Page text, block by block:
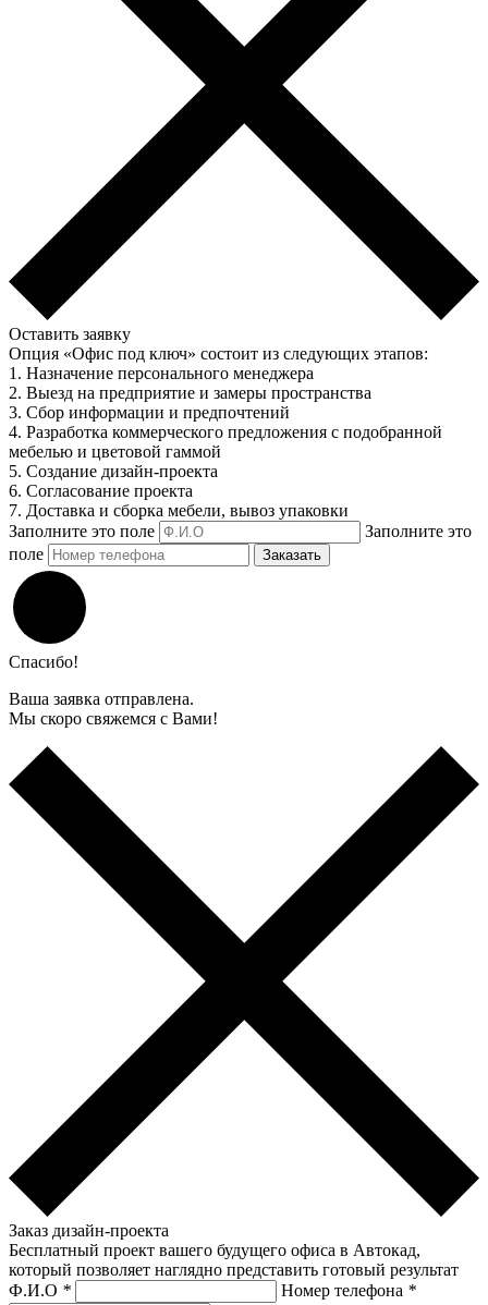
Оставить заявку
Опция «Офис под ключ» состоит из следующих этапов:
1. Назначение персонального менеджера
2. Выезд на предприятие и замеры пространства
3. Сбор информации и предпочтений
4. Разработка коммерческого предложения с подобранной
мебелью и цветовой гаммой
5. Создание дизайн-проекта
6. Согласование проекта
7. Доставка и сборка мебели, вывоз упаковки
Заполните это поле
Заполните это
поле
Заказать
Спасибо!
Ваша заявка отправлена.
Мы скоро свяжемся с Вами!
Заказ дизайн-проекта
Бесплатный проект вашего будущего офиса в Автокад,
который позволяет наглядно представить готовый результат
Ф.И.О * Номер телефона *